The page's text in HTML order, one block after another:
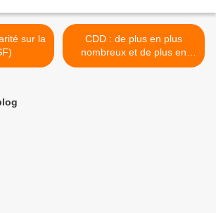
CDD : de plus en plus
nombreux et de plus en
plus courts ! >